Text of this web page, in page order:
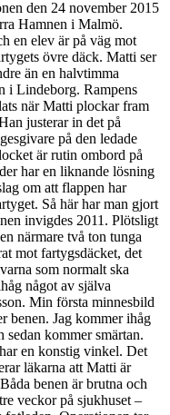
den 24 november 2015
Hamnen i Malmö.
en elev är på väg mot
övre däck. Matti ser
än en halvtimma
i Lindeborg. Rampens
när Matti plockar fram
justerar in det på
på den ledade
är rutin ombord på
har en liknande lösning
om att flappen har
Så här har man gjort
invigdes 2011. Plötsligt
närmare två ton tunga
mot fartygsdäcket, det
som normalt ska
något av själva
Min första minnesbild
benen. Jag kommer ihåg
kommer smärtan.
en konstig vinkel. Det
läkarna att Matti är
benen är brutna och
veckor på sjukhuset –